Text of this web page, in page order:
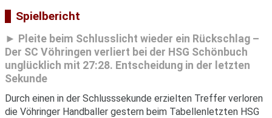
Spielbericht
Pleite beim Schlusslicht wieder ein Rückschlag –
Der SC Vöhringen verliert bei der HSG Schönbuch
unglücklich mit 27:28. Entscheidung in der letzten
Sekunde
Durch einen in der Schlusssekunde erzielten Treffer verloren
die Vöhringer Handballer gestern beim Tabellenletzten HSG